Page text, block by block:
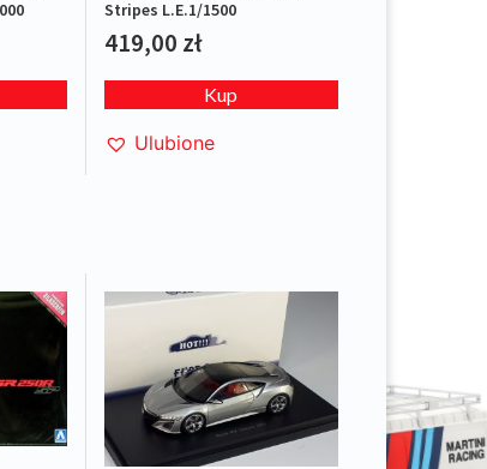
Stripes L.E.1/1500
419,00 zł
Kup
Ulubione